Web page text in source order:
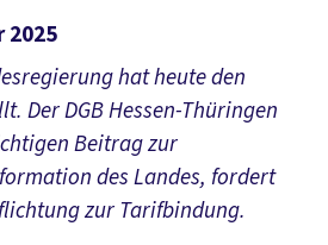
2025
hat heute den
Der DGB Hessen-Thüringen
Beitrag zur
des Landes, fordert
zur Tarifbindung.